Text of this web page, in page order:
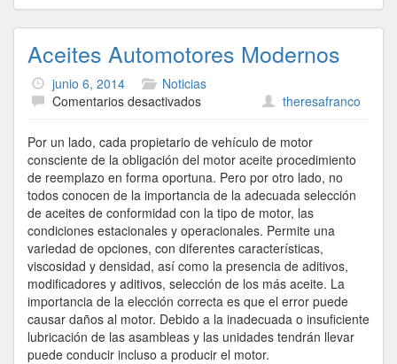
Aceites Automotores Modernos
junio 6, 2014
Noticias
Comentarios desactivadosen
Automotores
Modernos
theresafranco
Por un lado, cada propietario de vehículo de motor
consciente de la obligación del motor aceite procedimiento
de reemplazo en forma oportuna. Pero por otro lado, no
todos conocen de la importancia de la adecuada selección
de aceites de conformidad con la tipo de motor, las
condiciones estacionales y operacionales. Permite una
variedad de opciones, con diferentes características,
viscosidad y densidad, así como la presencia de aditivos,
modificadores y aditivos, selección de los más aceite. La
importancia de la elección correcta es que el error puede
causar daños al motor. Debido a la inadecuada o insuficiente
lubricación de las asambleas y las unidades tendrán llevar
puede conducir incluso a producir el motor.